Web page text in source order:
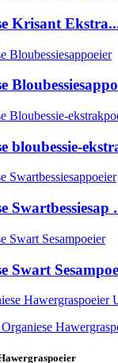
Krisant
bloubessie-
Swartbessiesap
Swart